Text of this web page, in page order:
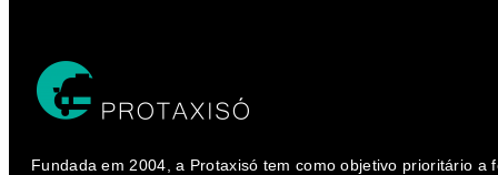
Fundada em 2004, a Protaxisó tem como objetivo prioritário